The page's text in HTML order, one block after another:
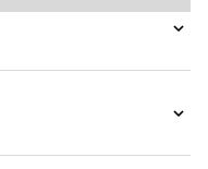
chevron, mentre